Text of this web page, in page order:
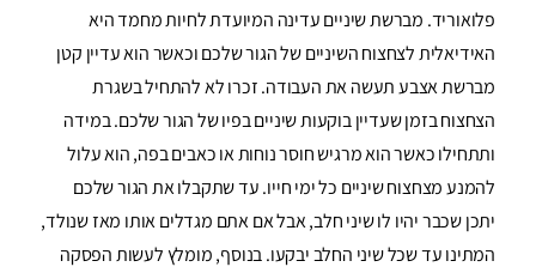
פלואוריד. מברשת שיניים עדינה המיועדת לחיות מחמד היא
האידיאלית לצחצוח השיניים של הגור שלכם וכאשר הוא עדיין קטן
מברשת אצבע תעשה את העבודה. זכרו לא להתחיל בשגרת
הצחצוח בזמן שעדיין בוקעות שיניים בפיו של הגור שלכם. במידה
ותתחילו כאשר הוא מרגיש חוסר נוחות או כאבים בפה, הוא עלול
להמנע מצחצוח שיניים כל ימי חייו. עד שתקבלו את הגור שלכם
יתכן שכבר יהיו לו שיני חלב, אבל אם אתם מגדלים אותו מאז שנולד,
המתינו עד שכל שיני החלב יבקעו. בנוסף, מומלץ לעשות הפסקה